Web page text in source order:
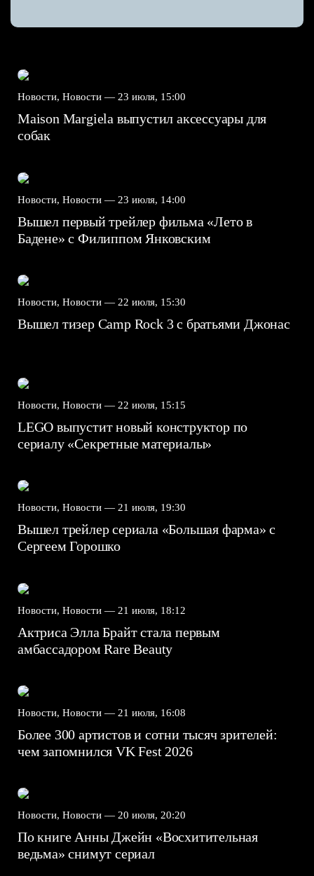
Новости, Новости — 23 июля, 15:00
Maison Margiela выпустил аксессуары для
собак
Новости, Новости — 23 июля, 14:00
Вышел первый трейлер фильма «Лето в
Бадене» с Филиппом Янковским
Новости, Новости — 22 июля, 15:30
Вышел тизер Camp Rock 3 с братьями Джонас
Новости, Новости — 22 июля, 15:15
LEGO выпустит новый конструктор по
сериалу «Секретные материалы»
Новости, Новости — 21 июля, 19:30
Вышел трейлер сериала «Большая фарма» с
Сергеем Горошко
Новости, Новости — 21 июля, 18:12
Актриса Элла Брайт стала первым
амбассадором Rare Beauty
Новости, Новости — 21 июля, 16:08
Более 300 артистов и сотни тысяч зрителей:
чем запомнился VK Fest 2026
Новости, Новости — 20 июля, 20:20
По книге Анны Джейн «Восхитительная
ведьма» снимут сериал